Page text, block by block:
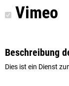
Vimeo
Beschreibung
Dies ist ein Dienst